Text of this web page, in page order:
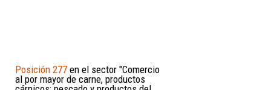
Posición 277 en el sector "Comercio
al por mayor de carne, productos